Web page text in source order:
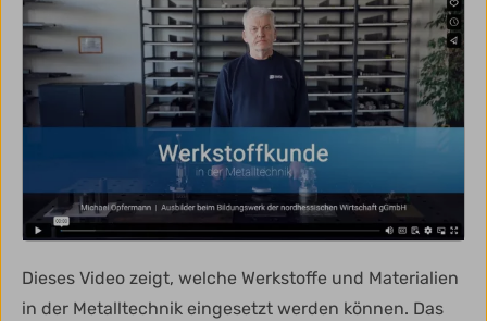
Dieses Video zeigt, welche Werkstoffe und Materialien
in der Metalltechnik eingesetzt werden können. Das